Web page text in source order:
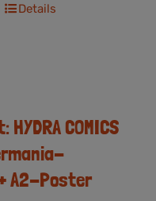
Dieses
Die
können
auf
Details
COMICS
A2-Poster